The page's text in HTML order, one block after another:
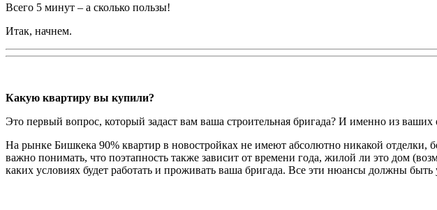
Всего 5 минут – а сколько пользы!
Итак, начнем.
Какую квартиру вы купили?
Это первый вопрос, который задаст вам ваша строительная бригада? И именно из ваших
На рынке Бишкека 90% квартир в новостройках не имеют абсолютно никакой отделки,
важно понимать, что поэтапность также зависит от времени года, жилой ли это дом
каких условиях будет работать и проживать ваша бригада. Все эти нюансы должны